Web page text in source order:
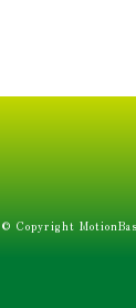
© Copyright